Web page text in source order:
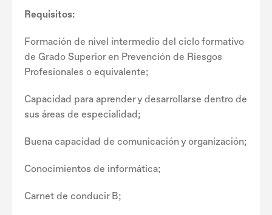
Requisitos:
Formación de nivel intermedio del ciclo formativo
de Grado Superior en Prevención de Riesgos
Profesionales o equivalente;
Capacidad para aprender y desarrollarse dentro de
sus áreas de especialidad;
Buena capacidad de comunicación y organización;
Conocimientos de informática;
Carnet de conducir B;